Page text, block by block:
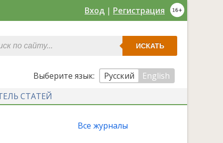
Вход | Регистрация
ИСКАТЬ
Выберите язык: Русский
English
СТАТЕЙ
Все журналы